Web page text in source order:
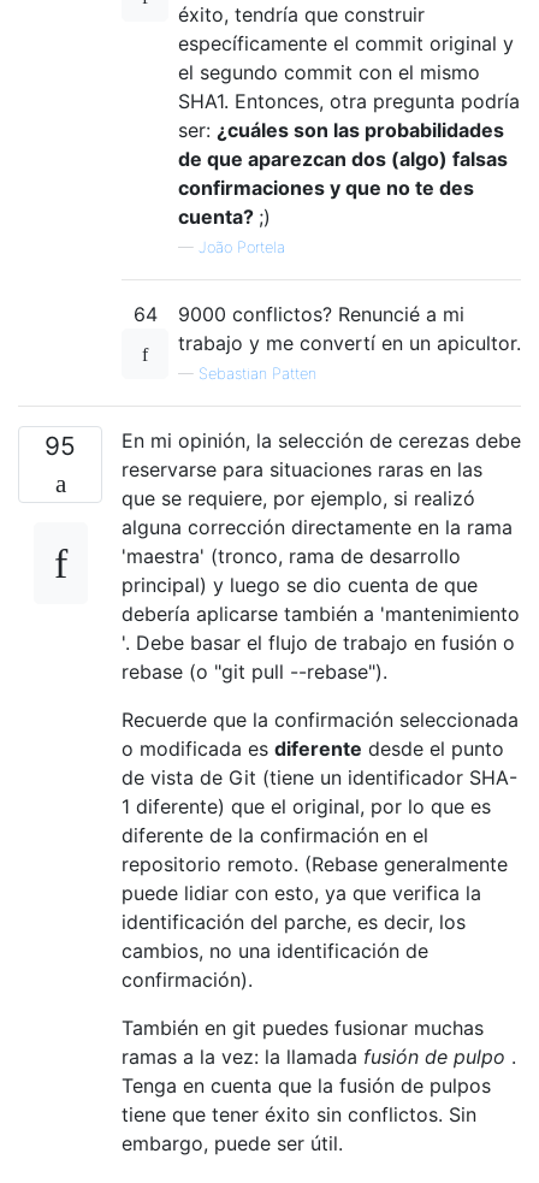
éxito, tendría que construir
específicamente el commit original y
el segundo commit con el mismo
SHA1. Entonces, otra pregunta podría
ser: ¿cuáles son las probabilidades
de que aparezcan dos (algo) falsas
confirmaciones y que no te des
cuenta? ;)
— João Portela
64
9000 conflictos? Renuncié a mi
trabajo y me convertí en un apicultor.
— Sebastian Patten
95
En mi opinión, la selección de cerezas debe
reservarse para situaciones raras en las
que se requiere, por ejemplo, si realizó
alguna corrección directamente en la rama
'maestra' (tronco, rama de desarrollo
principal) y luego se dio cuenta de que
debería aplicarse también a 'mantenimiento
'. Debe basar el flujo de trabajo en fusión o
rebase (o "git pull --rebase").
Recuerde que la confirmación seleccionada
o modificada es diferente desde el punto
de vista de Git (tiene un identificador SHA-
1 diferente) que el original, por lo que es
diferente de la confirmación en el
repositorio remoto. (Rebase generalmente
puede lidiar con esto, ya que verifica la
identificación del parche, es decir, los
cambios, no una identificación de
confirmación).
También en git puedes fusionar muchas
ramas a la vez: la llamada fusión de pulpo .
Tenga en cuenta que la fusión de pulpos
tiene que tener éxito sin conflictos. Sin
embargo, puede ser útil.